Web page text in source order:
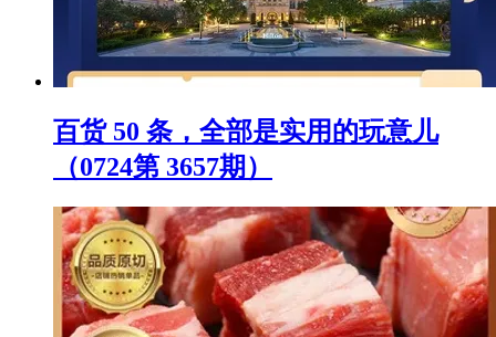
百货 50 条，全部是实用的玩意儿
（0724第 3657期）